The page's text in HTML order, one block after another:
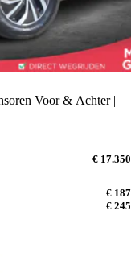
Voor & Achter |
€ 17.350
€ 187
€ 245